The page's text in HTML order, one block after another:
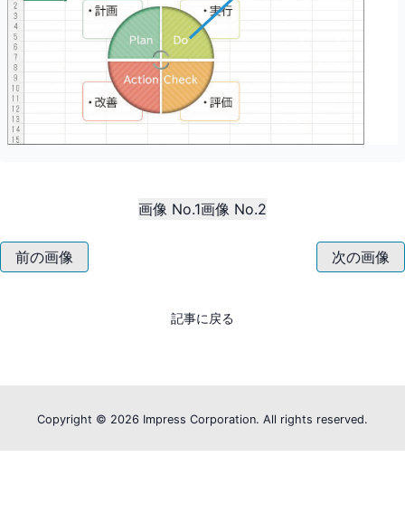
画像 No.1画像 No.2
前の画像 次の画像
記事に戻る
Copyright © 2026 Impress Corporation. All rights reserved.